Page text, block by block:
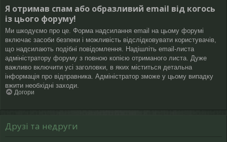
Я отримав спам або образливий email від когось
із цього форуму!
Ми шкодуємо про це. Форма надсилання email на цьому форумі
включає засоби безпеки і можливість відслідковувати користувачів,
що надсилають подібні повідомлення. Надішліть email-листа
адміністратору форуму з повною копією отриманого листа. Дуже
важливо включити усі заголовки, в яких міститься детальна
інформація про відправника. Адміністратор зможе у цьому випадку
вжити необхідні заходи.
Догори
Друзі та недруги